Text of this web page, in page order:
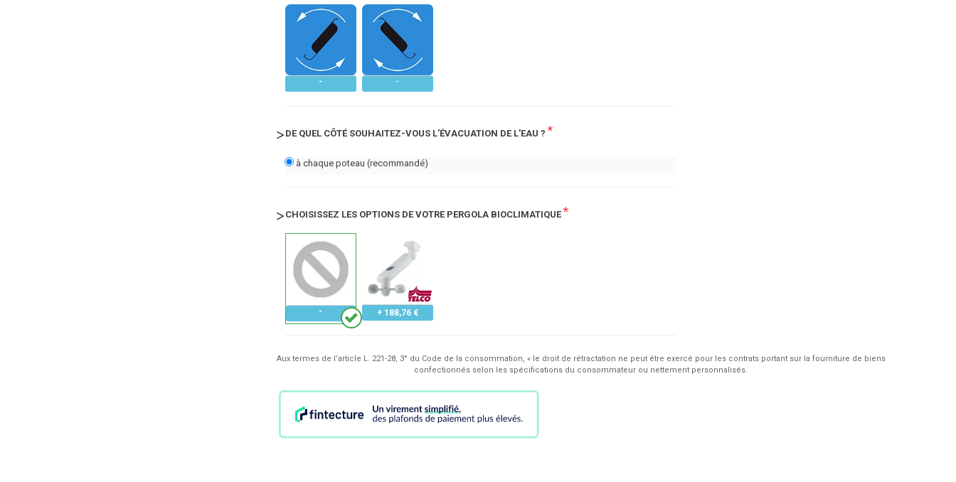
DE QUEL CÔTÉ SOUHAITEZ-VOUS L'ÉVACUATION DE L'EAU ? *
à chaque poteau (recommandé)
CHOISISSEZ LES OPTIONS DE VOTRE PERGOLA BIOCLIMATIQUE*
+ 188,76 €
Aux termes de l’article L. 221-28, 3° du Code de la consommation, « le droit de rétractation ne peut être exercé pour les contrats portant sur la fourniture de biens
confectionnés selon les spécifications du consommateur ou nettement personnalisés.